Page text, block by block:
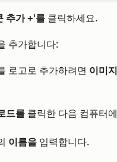
추가 +'를 클릭하세요.
추가합니다:
로고로 추가하려면 이미
드를 클릭한 다음 컴퓨터
이름을 입력합니다.